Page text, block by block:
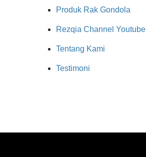
Produk Rak Gondola
Rezqia Channel Youtube
Tentang Kami
Testimoni